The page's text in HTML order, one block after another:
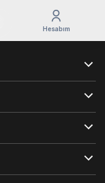
Hesabım